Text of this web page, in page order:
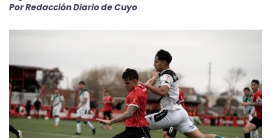
PorRedacción Diario de Cuyo